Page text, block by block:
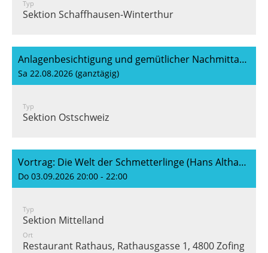
Typ
Sektion Schaffhausen-Winterthur
Anlagenbesichtigung und gemütlicher Nachmittag unter Schildkrötenfreunden
Sa 22.08.2026 (ganztägig)
Typ
Sektion Ostschweiz
Vortrag: Die Welt der Schmetterlinge (Hans Althaus)
Do 03.09.2026 20:00 - 22:00
Typ
Sektion Mittelland
Ort
Restaurant Rathaus, Rathausgasse 1, 4800 Zofingen